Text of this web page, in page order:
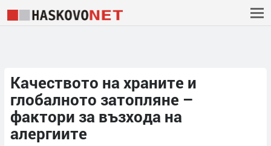
Качеството на храните и
глобалното затопляне –
фактори за възхода на
алергиите